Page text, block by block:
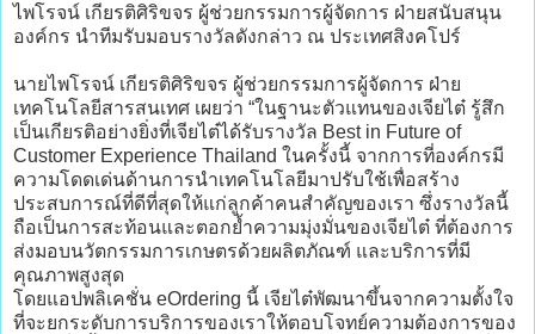
ไพโรจน์ เกียรติศิริขจร ผู้ช่วยกรรมการผู้จัดการ ฝ่ายสนับสนุน
องค์กร นำทีมรับมอบรางวัลดังกล่าว ณ ประเทศสิงคโปร์
นายไพโรจน์ เกียรติศิริขจร ผู้ช่วยกรรมการผู้จัดการ ฝ่าย
เทคโนโลยีสารสนเทศ เผยว่า “ในฐานะตัวแทนของเจียไต๋ รู้สึก
เป็นเกียรติอย่างยิ่งที่เจียไต๋ได้รับรางวัล Best in Future of
Customer Experience Thailand ในครั้งนี้ จากการที่องค์กรมี
ความโดดเด่นด้านการนำเทคโนโลยีมาปรับใช้เพื่อสร้าง
ประสบการณ์ที่ดีที่สุดให้แก่ลูกค้าคนสำคัญของเรา ซึ่งรางวัลนี้
ถือเป็นการสะท้อนและตอกย้ำความมุ่งมั่นของเจียไต๋ ที่ต้องการ
ส่งมอบนวัตกรรมการเกษตรด้วยผลิตภัณฑ์ และบริการที่มี
คุณภาพสูงสุด
โดยแอปพลิเคชั่น eOrdering นี้ เจียไต๋พัฒนาขึ้นจากความตั้งใจ
ที่จะยกระดับการบริการของเราให้ตอบโจทย์ความต้องการของ